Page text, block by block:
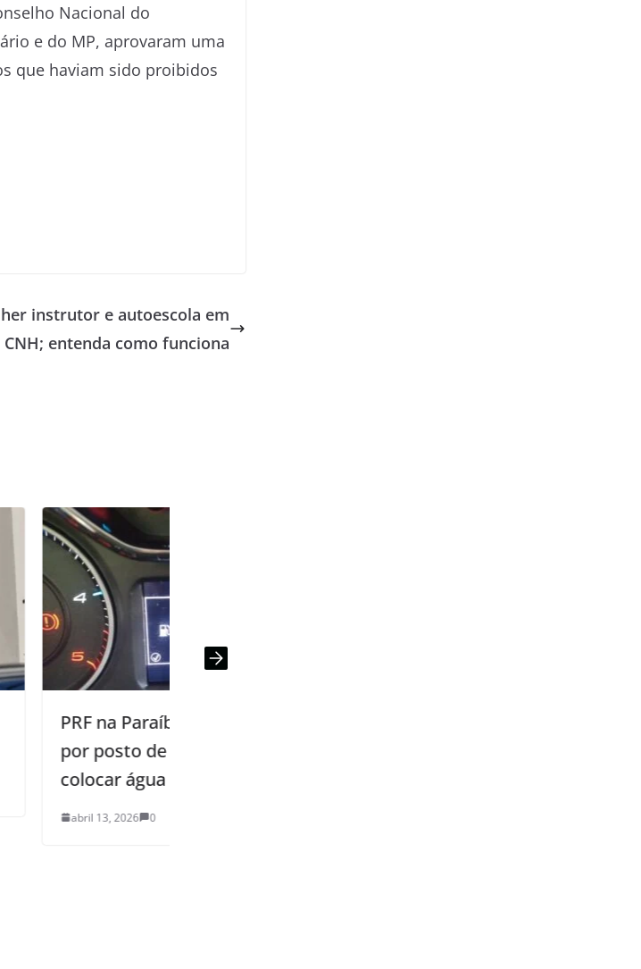
Nacional do
e do MP, aprovaram uma
que haviam sido proibidos
instrutor e autoescola em
entenda como funciona
responsáveis
por
gasolina